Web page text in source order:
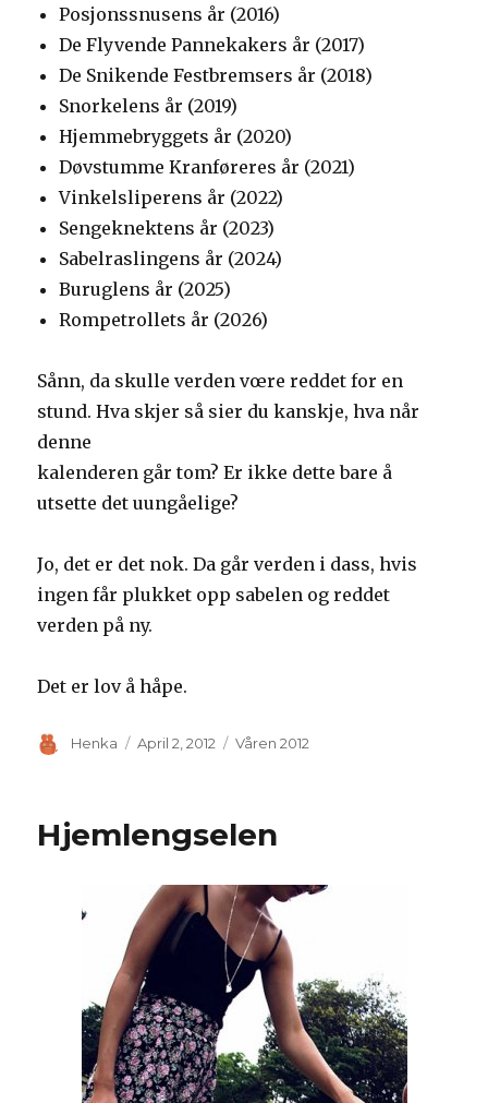
Posjonssnusens år (2016)
De Flyvende Pannekakers år (2017)
De Snikende Festbremsers år (2018)
Snorkelens år (2019)
Hjemmebryggets år (2020)
Døvstumme Kranføreres år (2021)
Vinkelsliperens år (2022)
Sengeknektens år (2023)
Sabelraslingens år (2024)
Buruglens år (2025)
Rompetrollets år (2026)
Sånn, da skulle verden vœre reddet for en
stund. Hva skjer så sier du kanskje, hva når
denne
kalenderen går tom? Er ikke dette bare å
utsette det uungåelige?
Jo, det er det nok. Da går verden i dass, hvis
ingen får plukket opp sabelen og reddet
verden på ny.
Det er lov å håpe.
Author
Henka
Posted
April 2, 2012 Categories
Våren 2012
Hjemlengselen